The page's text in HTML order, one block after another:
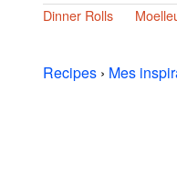
Dinner Rolls
Recipes › Mes